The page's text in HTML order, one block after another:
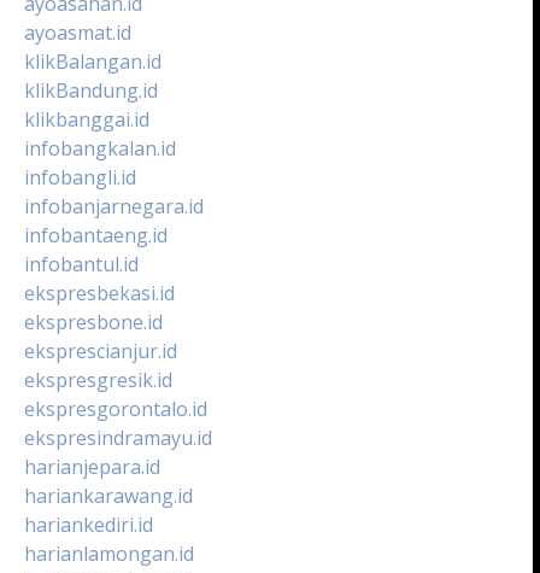
ayoasmat.id
klikBalangan.id
klikBandung.id
klikbanggai.id
infobangkalan.id
infobangli.id
infobanjarnegara.id
infobantaeng.id
infobantul.id
ekspresbekasi.id
ekspresbone.id
eksprescianjur.id
ekspresgresik.id
ekspresgorontalo.id
ekspresindramayu.id
harianjepara.id
hariankarawang.id
hariankediri.id
harianlamongan.id